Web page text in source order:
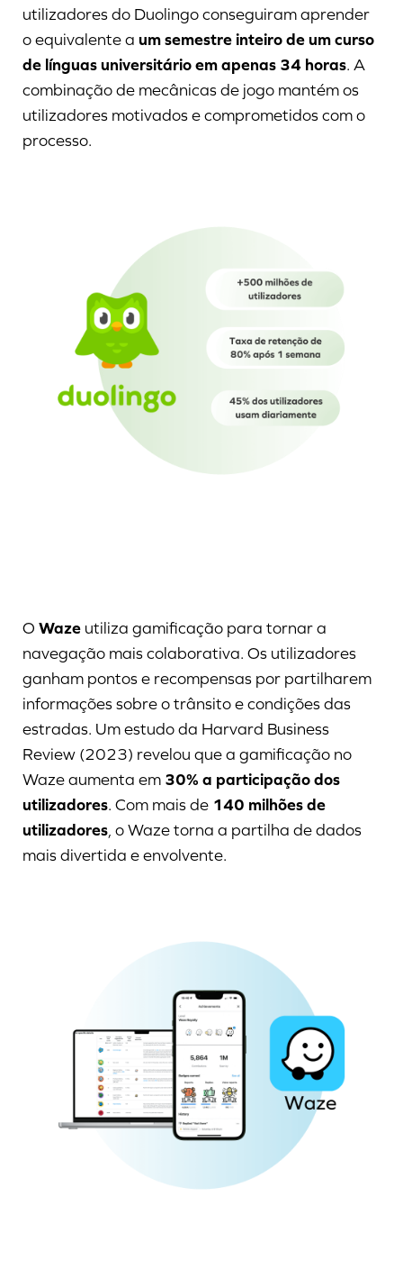
utilizadores do Duolingo conseguiram aprender
o equivalente a um semestre inteiro de um curso
de línguas universitário em apenas 34 horas. A
combinação de mecânicas de jogo mantém os
utilizadores motivados e comprometidos com o
processo.
O Waze utiliza gamificação para tornar a
navegação mais colaborativa. Os utilizadores
ganham pontos e recompensas por partilharem
informações sobre o trânsito e condições das
estradas. Um estudo da Harvard Business
Review (2023) revelou que a gamificação no
Waze aumenta em 30% a participação dos
utilizadores. Com mais de 140 milhões de
utilizadores, o Waze torna a partilha de dados
mais divertida e envolvente.